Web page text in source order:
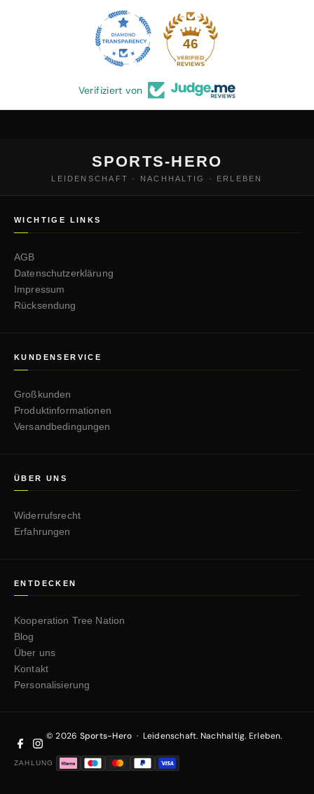
46
Verifiziert von
SPORTS-HERO
LEIDENSCHAFT · NACHHALTIG · ERLEBEN
WICHTIGE LINKS
AGB
Datenschutzerklärung
Impressum
Rücksendung
KUNDENSERVICE
Großkunden
Produktinformationen
Versandbedingungen
ÜBER UNS
Widerrufsrecht
Erfahrungen
ENTDECKEN
Kooperation Tree Nation
Blog
Über uns
Kontakt
Personalisierung
© 2026 Sports-Hero · Leidenschaft. Nachhaltig. Erleben.
ZAHLUNG